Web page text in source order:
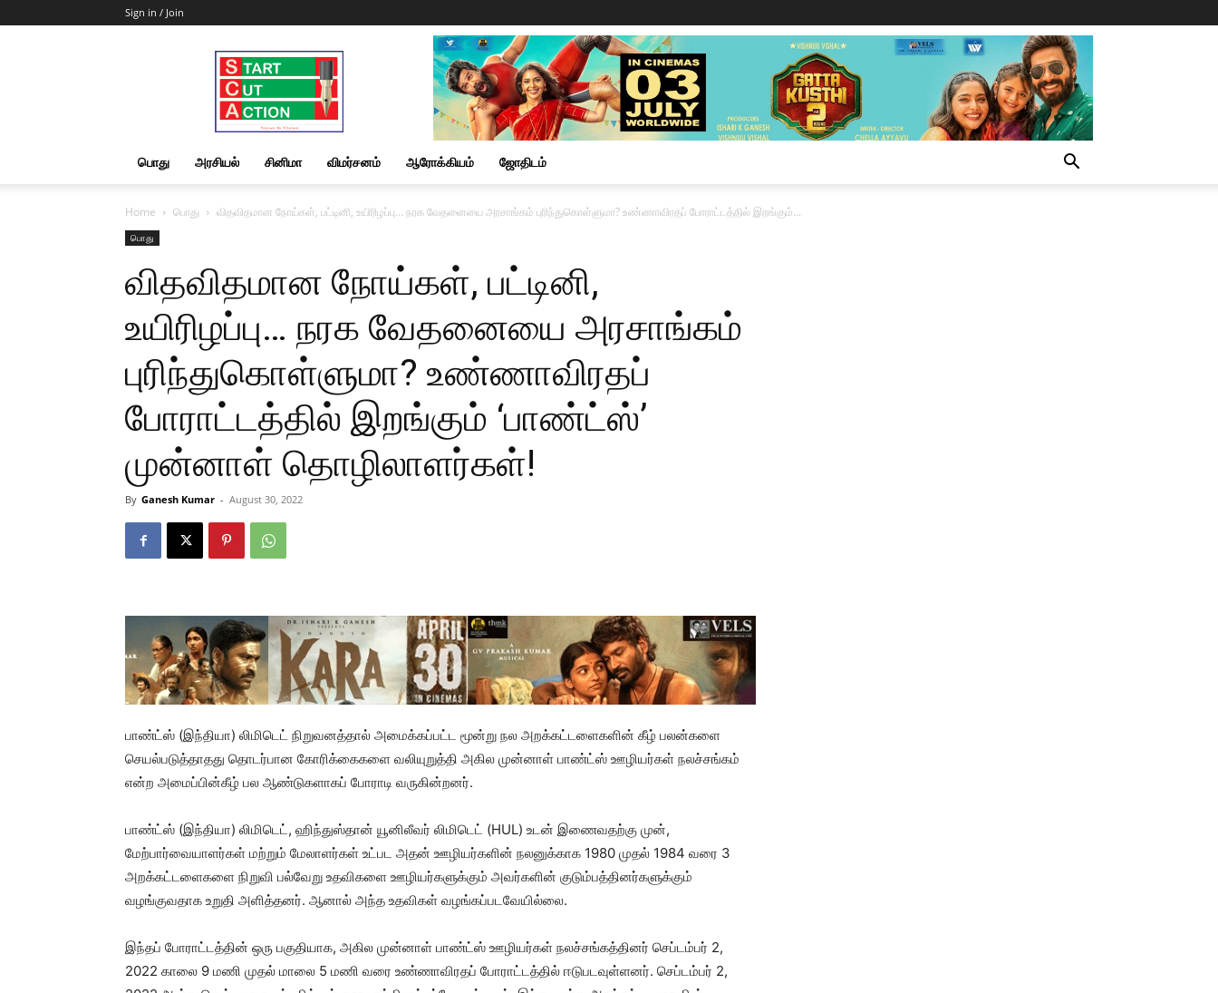
Sign in / Join
Start
Cut
Action
|
News
&
பொது அரசியல் சினிமா விமர்சனம் ஆரோக்கியம் ஜோதிடம்
Home பொது விதவிதமான நோய்கள், பட்டினி, உயிரிழப்பு… நரக வேதனையை அரசாங்கம் புரிந்துகொள்ளுமா? உண்ணாவிரதப் போராட்டத்தில் இறங்கும்...
பொது
விதவிதமான நோய்கள், பட்டினி,
உயிரிழப்பு… நரக வேதனையை அரசாங்கம்
புரிந்துகொள்ளுமா? உண்ணாவிரதப்
போராட்டத்தில் இறங்கும் ‘பாண்ட்ஸ்’
முன்னாள் தொழிலாளர்கள்!
By Ganesh Kumar - August 30, 2022
பாண்ட்ஸ் (இந்தியா) லிமிடெட் நிறுவனத்தால் அமைக்கப்பட்ட மூன்று நல அறக்கட்டளைகளின் கீழ் பலன்களை
செயல்படுத்தாதது தொடர்பான கோரிக்கைகளை வலியுறுத்தி அகில முன்னாள் பாண்ட்ஸ் ஊழியர்கள் நலச்சங்கம்
என்ற அமைப்பின்கீழ் பல ஆண்டுகளாகப் போராடி வருகின்றனர்.
பாண்ட்ஸ் (இந்தியா) லிமிடெட், ஹிந்துஸ்தான் யூனிலீவர் லிமிடெட் (HUL) உடன் இணைவதற்கு முன்,
மேற்பார்வையாளர்கள் மற்றும் மேலாளர்கள் உட்பட அதன் ஊழியர்களின் நலனுக்காக 1980 முதல் 1984 வரை 3
அறக்கட்டளைகளை நிறுவி பல்வேறு உதவிகளை ஊழியர்களுக்கும் அவர்களின் குடும்பத்தினர்களுக்கும்
வழங்குவதாக உறுதி அளித்தனர். ஆனால் அந்த உதவிகள் வழங்கப்படவேயில்லை.
இந்தப் போராட்டத்தின் ஒரு பகுதியாக, அகில முன்னாள் பாண்ட்ஸ் ஊழியர்கள் நலச்சங்கத்தினர் செப்டம்பர் 2,
2022 காலை 9 மணி முதல் மாலை 5 மணி வரை உண்ணாவிரதப் போராட்டத்தில் ஈடுபடவுள்ளனர். செப்டம்பர் 2,